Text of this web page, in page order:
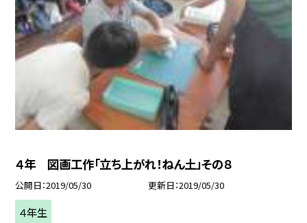
４年 図画工作「立ち上がれ！ねん土」その８
公開日 2019/05/30 更新日 2019/05/30
４年生